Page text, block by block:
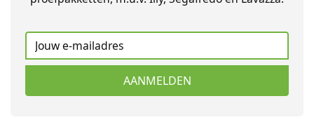
AANMELDEN